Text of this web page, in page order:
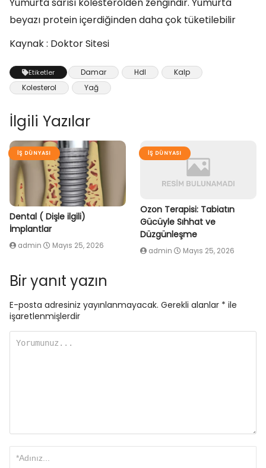
beyazı protein içerdiğinden daha çok tüketilebilir
Kaynak : Doktor Sitesi
Etiketler Damar Hdl
Kalp
Kolesterol
Yağ
İlgili Yazılar
İŞ DÜNYASI
Dental ( Dişle ilgili)
İmplantlar
admin Mayıs 25, 2026
İŞ DÜNYASI
Ozon Terapisi: Tabiatın
Gücüyle Sıhhat ve
Düzgünleşme
admin Mayıs 25, 2026
Bir yanıt yazın
E-posta adresiniz yayınlanmayacak. Gerekli alanlar * ile
işaretlenmişlerdir